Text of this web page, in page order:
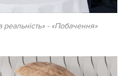
реальність» - «Побачення»